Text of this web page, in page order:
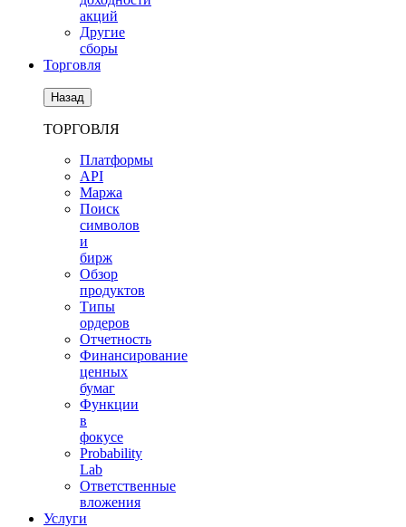
акций
Другие
сборы
Торговля
Назад
ТОРГОВЛЯ
Платформы
API
Маржа
Поиск
символов
и
бирж
Обзор
продуктов
Типы
ордеров
Отчетность
Финансирование
ценных
бумаг
Функции
в
фокусе
Probability
Lab
Ответственные
вложения
Услуги